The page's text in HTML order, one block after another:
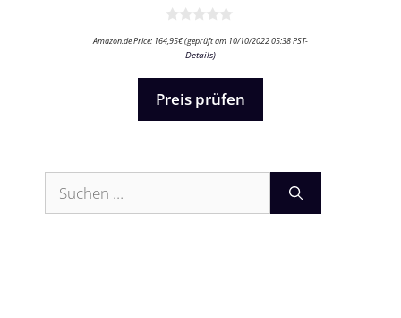
v
Amazon.de Price: 164,95€(geprüft am 10/10/2022 05:38 PST-
Details)
Preis prüfen
Suchen
nach: